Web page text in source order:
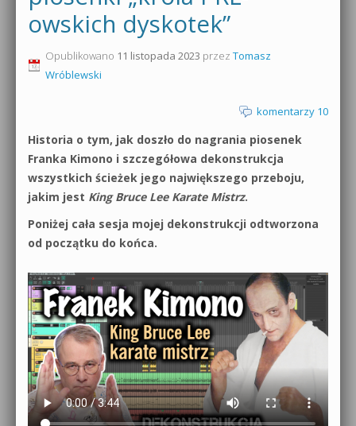
Produkcja muzyczna od podstaw
Sylenth1 od podstaw
Dubstep z syntezatorem Massive
Kontakt 5 Kompendium
0dB.pl - informacje
Newsletter
Polityka prywatności
Regulamin
Działanie sklepu internetowego
Wyszukiwanie
owskich dyskotek”
Opublikowano 11 listopada 2023 przez Tomasz
Wróblewski
komentarzy 10
Historia o tym, jak doszło do nagrania piosenek
Franka Kimono i szczegółowa dekonstrukcja
wszystkich ścieżek jego największego przeboju,
jakim jest King Bruce Lee Karate Mistrz.
Poniżej cała sesja mojej dekonstrukcji odtworzona
od początku do końca.